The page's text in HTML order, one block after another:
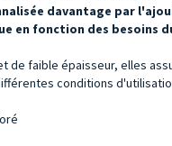
davantage par
en fonction des besoins
de faible épaisseur, elles
conditions